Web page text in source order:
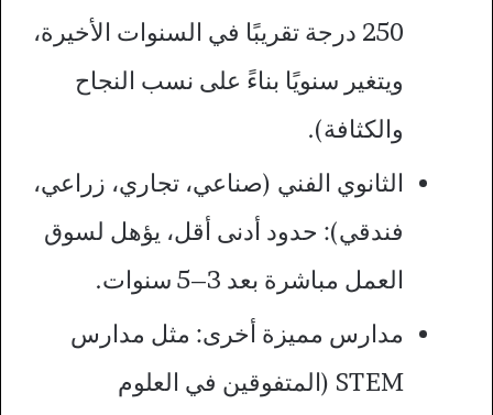
250 درجة تقريبًا في السنوات الأخيرة،
ويتغير سنويًا بناءً على نسب النجاح
والكثافة).
الثانوي الفني (صناعي، تجاري، زراعي،
فندقي): حدود أدنى أقل، يؤهل لسوق
العمل مباشرة بعد 3–5 سنوات.
مدارس مميزة أخرى: مثل مدارس
STEM (المتفوقين في العلوم